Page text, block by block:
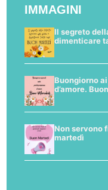
IMMAGINI
Il segreto
dimenticare
Buongiorno
d’amore.
Non servono
martedì